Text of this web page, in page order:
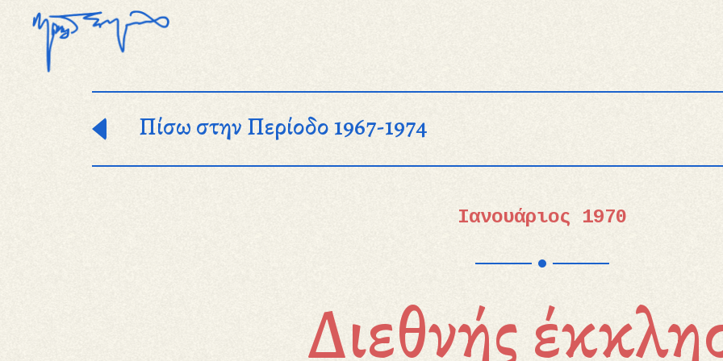
Παράκαμψη προς το κυρίως περιεχόμενο
Πίσω στην Περίοδο 1967-1974
Ιανουάριος 1970
Διεθνής